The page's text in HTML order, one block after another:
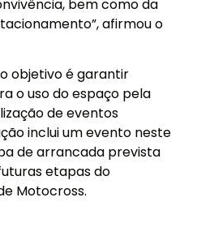
bem como da
afirmou o
objetivo é garantir
o uso do espaço pela
de eventos
inclui um evento neste
de arrancada prevista
etapas do
Motocross.